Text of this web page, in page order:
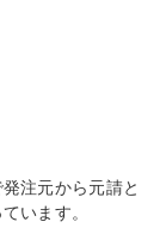
注元から元請と
います。